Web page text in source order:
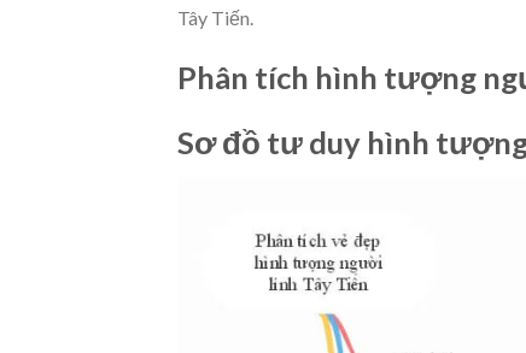
Tây Tiến.
Phân tích hình tượng
Sơ đồ tư duy hình